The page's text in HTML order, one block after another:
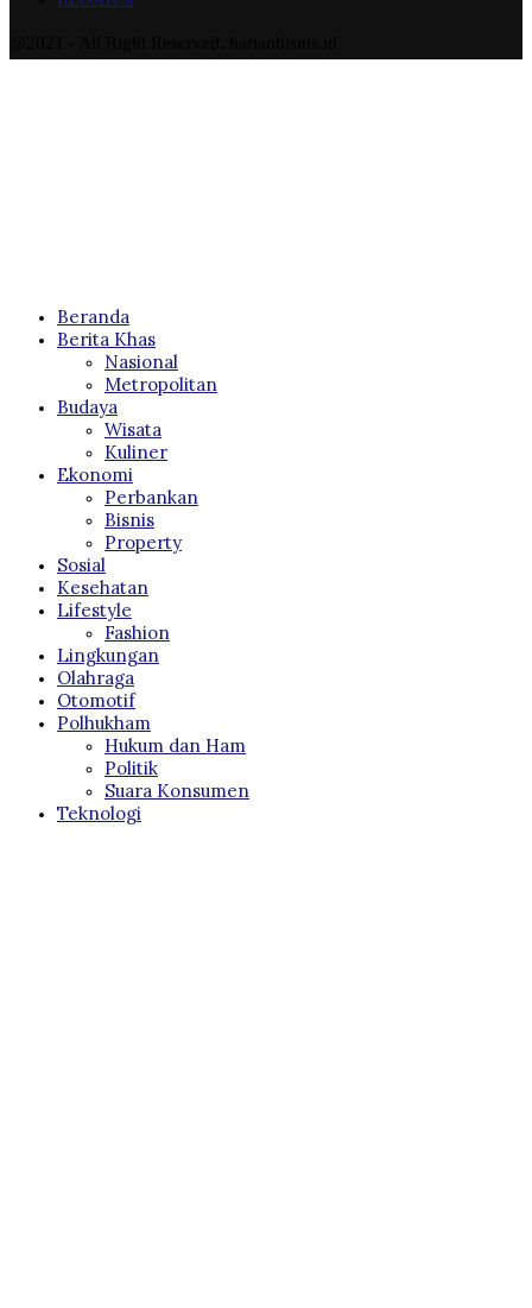
Beranda
Berita Khas
Nasional
Metropolitan
Budaya
Wisata
Kuliner
Ekonomi
Perbankan
Bisnis
Property
Sosial
Kesehatan
Lifestyle
Fashion
Lingkungan
Olahraga
Otomotif
Polhukham
Hukum dan Ham
Politik
Suara Konsumen
Teknologi